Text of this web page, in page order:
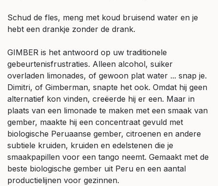
Schud de fles, meng met koud bruisend water en je
hebt een drankje zonder de drank.
GIMBER is het antwoord op uw traditionele
gebeurtenisfrustraties. Alleen alcohol, suiker
overladen limonades, of gewoon plat water ... snap je.
Dimitri, of Gimberman, snapte het ook. Omdat hij geen
alternatief kon vinden, creëerde hij er een. Maar in
plaats van een limonade te maken met een smaak van
gember, maakte hij een concentraat gevuld met
biologische Peruaanse gember, citroenen en andere
subtiele kruiden, kruiden en edelstenen die je
smaakpapillen voor een tango neemt. Gemaakt met de
beste biologische gember uit Peru en een aantal
productielijnen voor gezinnen.